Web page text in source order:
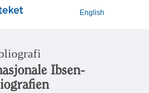
English
Ibsen-